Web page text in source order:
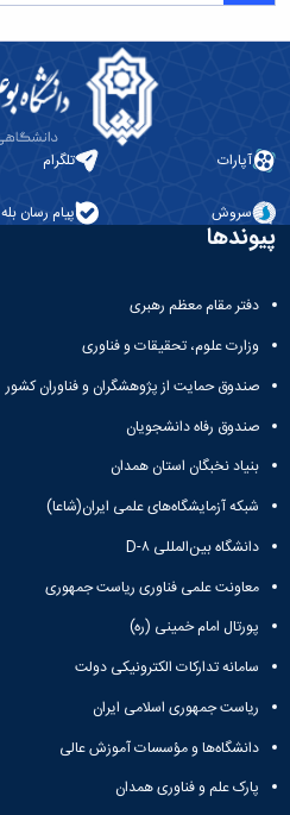
آپارات تلگرام
سروش پیام رسان بله
پیوندها
دفتر مقام معظم رهبری
وزارت علوم، تحقیقات و فناوری
صندوق حمایت از پژوهشگران و فناوران کشور
صندوق رفاه دانشجویان
بنیاد نخبگان استان همدان
شبکه آزمایشگاه‌های علمی ایران(شاعا)
دانشگاه بین‌المللی D-۸
معاونت علمی فناوری ریاست جمهوری
پورتال امام خمینی (ره)
سامانه تدارکات الکترونیکی دولت
ریاست جمهوری اسلامی ایران
دانشگاه‌ها و مؤسسات آموزش عالی
پارک علم و فناوری همدان